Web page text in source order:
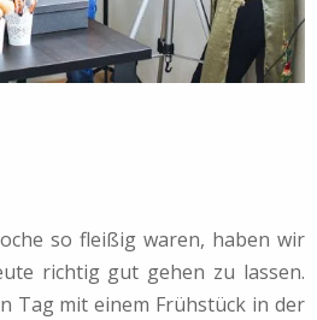
so fleißig waren, haben wir
richtig gut gehen zu lassen.
Tag mit einem Frühstück in der